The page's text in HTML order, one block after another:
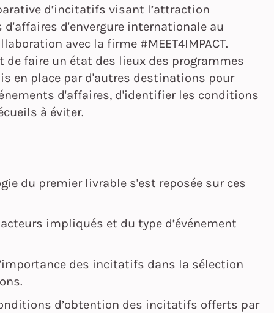
d’incitatifs visant l’attraction
d'affaires d'envergure internationale au
avec la firme #MEET4IMPACT.
de faire un état des lieux des programmes
en place par d'autres destinations pour
d'affaires, d'identifier les conditions
à éviter.
du premier livrable s'est reposée sur ces
impliqués et du type d’événement
des incitatifs dans la sélection
d’obtention des incitatifs offerts par